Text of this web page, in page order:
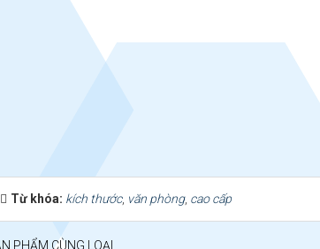
Từ khóa: kích thước, văn phòng, cao cấp
PHẨM CÙNG LOẠI